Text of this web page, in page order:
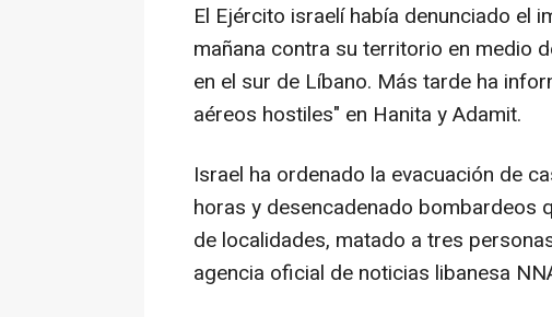
El Ejército israelí había denunciado el
mañana contra su territorio en medio
en el sur de Líbano. Más tarde ha
aéreos hostiles" en Hanita y Adamit.
Israel ha ordenado la evacuación de
horas y desencadenado bombardeos
de localidades, matado a tres
agencia oficial de noticias libanesa